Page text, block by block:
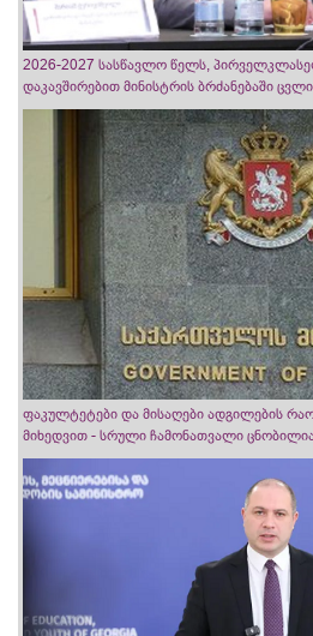
2026-2027 სასწავლო წელს,
დაკავშირებით მინისტრის ბრძანებაში
ფაკულტეტები და მისაღები ადგილების
მიხედვით - სრული ჩამონათვალი